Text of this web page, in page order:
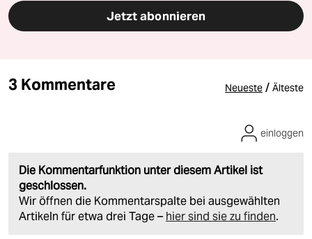
Jetzt abonnieren
3 Kommentare Neueste / Älteste
Die Kommentarfunktion unter diesem Artikel ist
geschlossen.
Wir öffnen die Kommentarspalte bei ausgewählten
Artikeln für etwa drei Tage – hier sind sie zu finden.
einloggen